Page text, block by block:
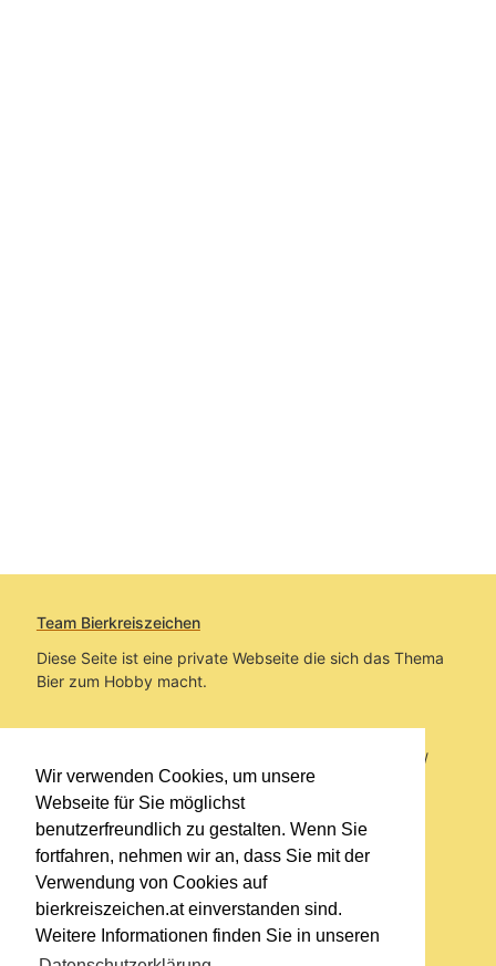
Wir verwenden Cookies, um unsere
Webseite für Sie möglichst
benutzerfreundlich zu gestalten. Wenn Sie
fortfahren, nehmen wir an, dass Sie mit der
Verwendung von Cookies auf
bierkreiszeichen.at einverstanden sind.
Weitere Informationen finden Sie in unseren
Team Bierkreiszeichen
Diese Seite ist eine private Webseite die sich das Thema
Bier zum Hobby macht.
Sie befinden sich auf https://www.bierkreiszeichen.at/
im Pfad:Bierkreiszeichen/Gesammelte Biere
Erstellt: 2026-08-08
Links
Impressum